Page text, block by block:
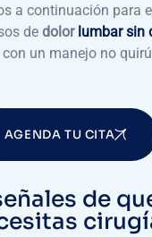
a continuación para
de dolor lumbar sin
un manejo no
AGENDA TU CITA
de